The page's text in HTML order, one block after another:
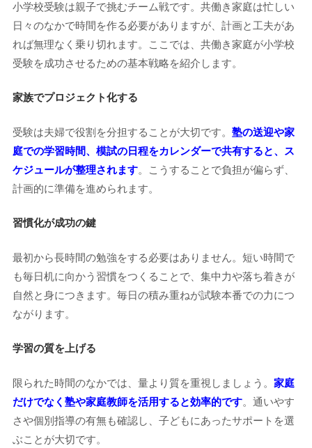
小学校受験は親子で挑むチーム戦です。共働き家庭は忙しい
日々のなかで時間を作る必要がありますが、計画と工夫があ
れば無理なく乗り切れます。ここでは、共働き家庭が小学校
受験を成功させるための基本戦略を紹介します。
家族でプロジェクト化する
受験は夫婦で役割を分担することが大切です。 塾の送迎や家
庭での学習時間、模試の日程をカレンダーで共有すると、ス
ケジュールが整理されます。こうすることで負担が偏らず、
計画的に準備を進められます。
習慣化が成功の鍵
最初から長時間の勉強をする必要はありません。短い時間で
も毎日机に向かう習慣をつくることで、集中力や落ち着きが
自然と身につきます。毎日の積み重ねが試験本番での力につ
ながります。
学習の質を上げる
限られた時間のなかでは、量より質を重視しましょう。 家庭
だけでなく塾や家庭教師を活用すると効率的です。通いやす
さや個別指導の有無も確認し、子どもにあったサポートを選
ぶことが大切です。